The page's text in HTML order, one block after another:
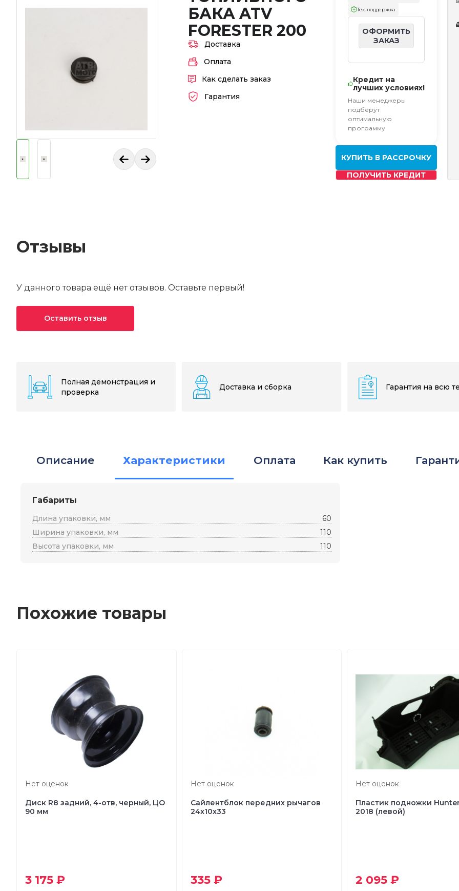
БАКА ATV
FORESTER 200
Доставка
Оплата
Как сделать заказ
Гарантия
Тех. поддержка
ОФОРМИТЬ
ЗАКАЗ
Кредит на
лучших условиях!
Наши менеджеры
подберут
оптимальную
программу
КУПИТЬ В РАССРОЧКУ
ПОЛУЧИТЬ КРЕДИТ
Отзывы
У данного товара ещё нет отзывов. Оставьте первый!
Оставить отзыв
Полная демонстрация и
проверка
Доставка и сборка Гарантия на всю
Описание Характеристики Оплата Как купить
Габариты
Длина упаковки, мм
60
Ширина упаковки, мм
110
Высота упаковки, мм
110
Похожие товары
Нет оценок
Диск R8 задний, 4-отв, черный, ЦО
90 мм
3 175 ₽
Нет оценок
Сайлентблок передних рычагов
24x10x33
335 ₽
Нет оценок
Пластик подножки
2018 (левой)
2 095 ₽